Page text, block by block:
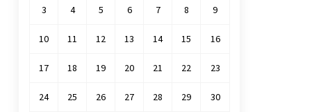
3 4 5 6 7 8 9
10 11 12 13 14 15 16
17 18 19 20 21 22 23
24 25 26 27 28 29 30